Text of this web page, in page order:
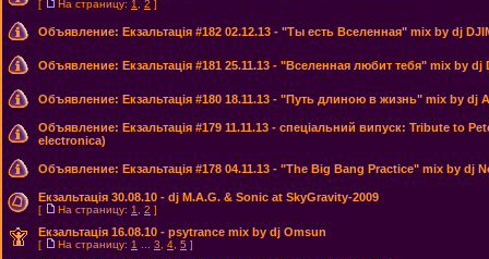
[ На страницу: 1 2 ]
Объявление: Екзальтація #182 02.12.13 - "Ты есть Вселенная" mix by dj
Объявление: Екзальтація #181 25.11.13 - "Вселенная любит тебя" mix by
Объявление: Екзальтація #180 18.11.13 - "Путь длиною в жизнь" mix by dj
Объявление: Екзальтація #179 11.11.13 - спеціальний випуск: Tribute to
electronica)
Объявление: Екзальтація #178 04.11.13 - "The Big Bang Practice" mix by dj
Екзальтація 30.08.10 - dj M.A.G. & Sonic at SkyGravity-2009
[ На страницу: 1 2 ]
Екзальтація 16.08.10 - psytrance mix by dj Omsun
[ На страницу: 1 3 4 5 ]